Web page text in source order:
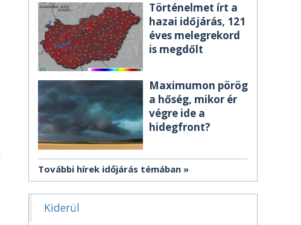
Történelmet írt a
hazai időjárás, 121
éves melegrekord
is megdőlt
Maximumon pörög
a hőség, mikor ér
végre ide a
hidegfront?
További hírek időjárás témában
Kiderül